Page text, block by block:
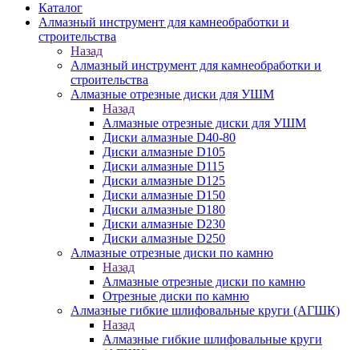
Каталог
Алмазный инструмент для камнеобработки и
строительства
Назад
Алмазный инструмент для камнеобработки и
строительства
Алмазные отрезные диски для УШМ
Назад
Алмазные отрезные диски для УШМ
Диски алмазные D40-80
Диски алмазные D105
Диски алмазные D115
Диски алмазные D125
Диски алмазные D150
Диски алмазные D180
Диски алмазные D230
Диски алмазные D250
Алмазные отрезные диски по камню
Назад
Алмазные отрезные диски по камню
Отрезные диски по камню
Алмазные гибкие шлифовальные круги (АГШК)
Назад
Алмазные гибкие шлифовальные круги